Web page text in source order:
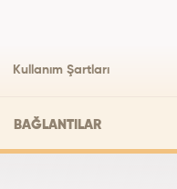
Kullanım Şartları
BAĞLANTILAR